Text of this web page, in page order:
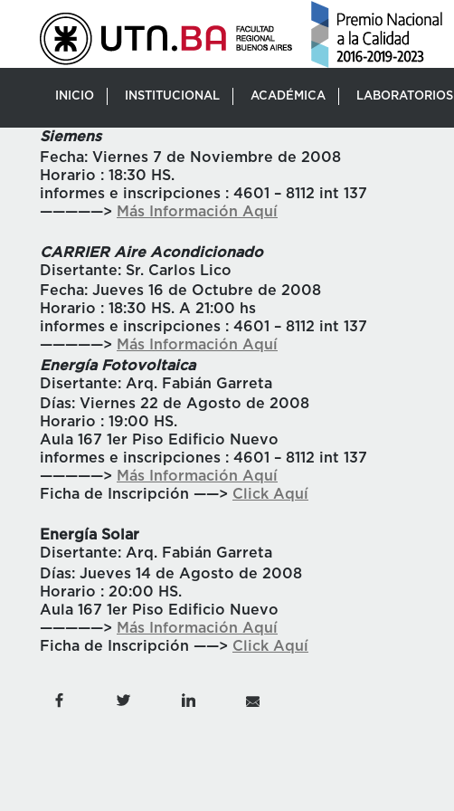
INICIO INSTITUCIONAL ACADÉMICA LABORATORIOS
Siemens
Fecha: Viernes 7 de Noviembre de 2008
Horario : 18:30 HS.
informes e inscripciones : 4601 – 8112 int 137
—————> Más Información Aquí
CARRIER Aire Acondicionado
Disertante: Sr. Carlos Lico
Fecha: Jueves 16 de Octubre de 2008
Horario : 18:30 HS. A 21:00 hs
informes e inscripciones : 4601 – 8112 int 137
—————> Más Información Aquí
Energía Fotovoltaica
Disertante: Arq. Fabián Garreta
Días: Viernes 22 de Agosto de 2008
Horario : 19:00 HS.
Aula 167 1er Piso Edificio Nuevo
informes e inscripciones : 4601 – 8112 int 137
—————> Más Información Aquí
Ficha de Inscripción ——> Click Aquí
Energía Solar
Disertante: Arq. Fabián Garreta
Días: Jueves 14 de Agosto de 2008
Horario : 20:00 HS.
Aula 167 1er Piso Edificio Nuevo
—————> Más Información Aquí
Ficha de Inscripción ——> Click Aquí